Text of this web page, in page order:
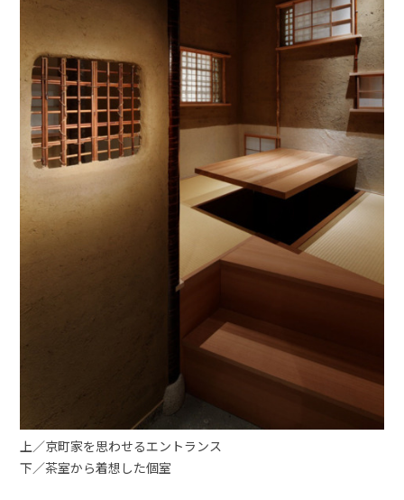
上／京町家を思わせるエントランス
下／茶室から着想した個室